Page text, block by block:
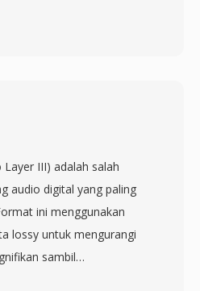
beberapa trek audio
panduan
flag proteksi salinan.
struktur direktori
fitur time-shifting,
Media Center
Layer III) adalah salah
audio digital yang paling
ini menggunakan
lossy untuk mengurangi
sambil
suara mendekati CD,